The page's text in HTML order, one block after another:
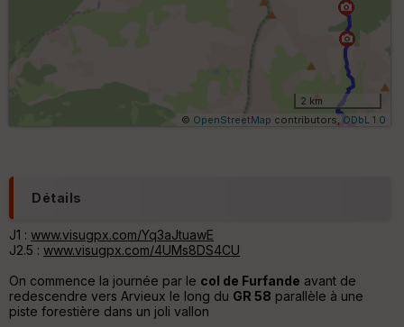
e
ki
ét
q
re
IG
2 km
© OpenStreetMap contributors, ODbL 1.0
Détails
J1 : www.visugpx.com/Yq3aJtuawE
J2.5 : www.visugpx.com/4UMs8DS4CU
On commence la journée par le col de Furfande avant de
redescendre vers Arvieux le long du GR 58 parallèle à une
piste forestière dans un joli vallon